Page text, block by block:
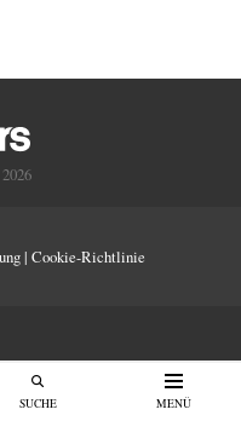
SUCHE MENÜ
| Cookie-Richtlinie